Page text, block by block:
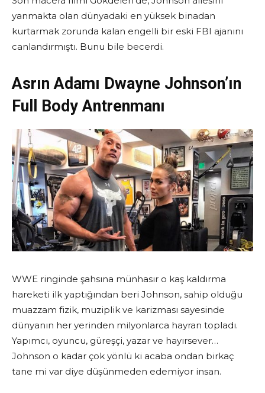
yanmakta olan dünyadaki en yüksek binadan
kurtarmak zorunda kalan engelli bir eski FBI ajanını
canlandırmıştı. Bunu bile becerdi.
Asrın Adamı Dwayne Johnson’ın
Full Body Antrenmanı
WWE ringinde şahsına münhasır o kaş kaldırma
hareketi ilk yaptığından beri Johnson, sahip olduğu
muazzam fizik, muziplik ve karizması sayesinde
dünyanın her yerinden milyonlarca hayran topladı.
Yapımcı, oyuncu, güreşçi, yazar ve hayırsever…
Johnson o kadar çok yönlü ki acaba ondan birkaç
tane mi var diye düşünmeden edemiyor insan.